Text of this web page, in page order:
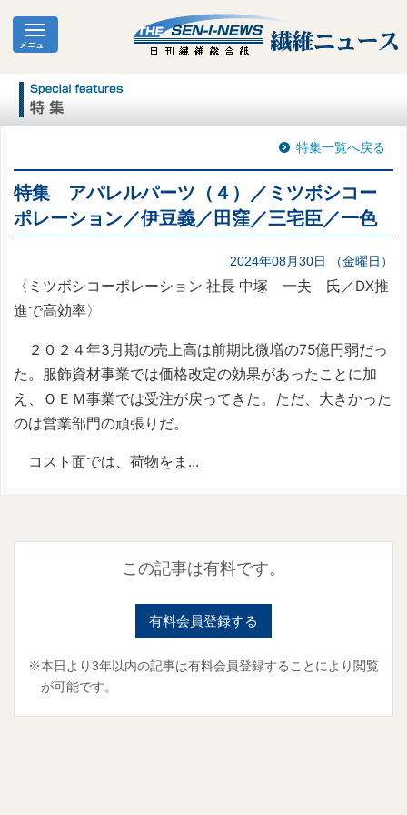
特集一覧へ戻る
特集 アパレルパーツ（４）／ミツボシコー
ポレーション／伊豆義／田窪／三宅臣／一色
2024年08月30日 （金曜日）
〈ミツボシコーポレーション 社長 中塚 一夫 氏／DX推
進で高効率〉
２０２４年3月期の売上高は前期比微増の75億円弱だっ
た。服飾資材事業では価格改定の効果があったことに加
え、ＯＥＭ事業では受注が戻ってきた。ただ、大きかった
のは営業部門の頑張りだ。
コスト面では、荷物をま...
この記事は有料です。
有料会員登録する
※本日より3年以内の記事は有料会員登録することにより閲覧
が可能です。